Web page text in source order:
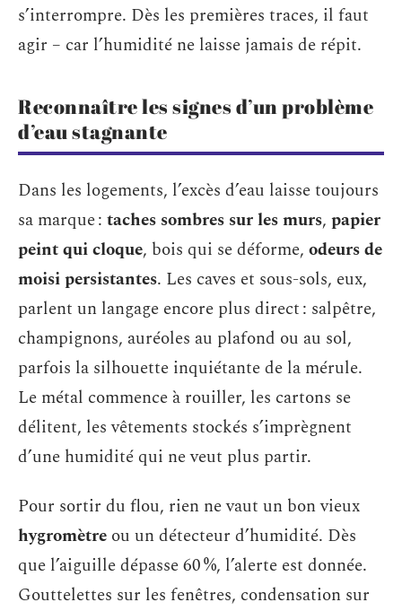
s’interrompre. Dès les premières traces, il faut
agir – car l’humidité ne laisse jamais de répit.
Reconnaître les signes d’un problème
d’eau stagnante
Dans les logements, l’excès d’eau laisse toujours
sa marque : taches sombres sur les murs, papier
peint qui cloque, bois qui se déforme, odeurs de
moisi persistantes. Les caves et sous-sols, eux,
parlent un langage encore plus direct : salpêtre,
champignons, auréoles au plafond ou au sol,
parfois la silhouette inquiétante de la mérule.
Le métal commence à rouiller, les cartons se
délitent, les vêtements stockés s’imprègnent
d’une humidité qui ne veut plus partir.
Pour sortir du flou, rien ne vaut un bon vieux
hygromètre ou un détecteur d’humidité. Dès
que l’aiguille dépasse 60 %, l’alerte est donnée.
Gouttelettes sur les fenêtres, condensation sur